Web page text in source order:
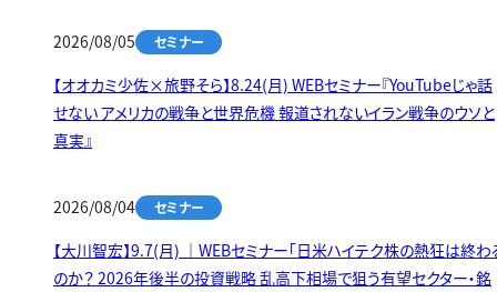
2026/08/05 セミナー
【オオカミ少佐×旅野そら】8.24(月) WEBセミナー『YouTubeじゃ話
せない アメリカの戦争と世界危機 報道されないイラン戦争のウソと
真実』
2026/08/04 セミナー
【大川智宏】9.7(月) ｜WEBセミナー「日米ハイテク株の熱狂は終わ
のか？ 2026年後半の投資戦略 乱高下相場で狙う有望セクター・銘